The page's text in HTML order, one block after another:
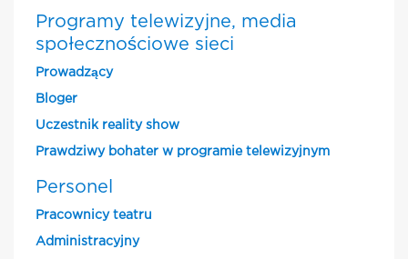
Programy telewizyjne, media
społecznościowe sieci
Prowadzący
Bloger
Uczestnik reality show
Prawdziwy bohater w programie telewizyjnym
Personel
Pracownicy teatru
Administracyjny